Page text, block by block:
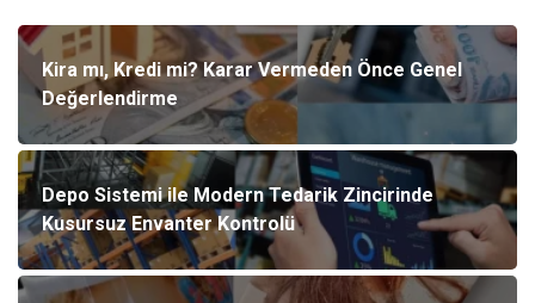
Kira mı, Kredi mi? Karar Vermeden Önce Genel
Değerlendirme
Depo Sistemi ile Modern Tedarik Zincirinde
Kusursuz Envanter Kontrolü